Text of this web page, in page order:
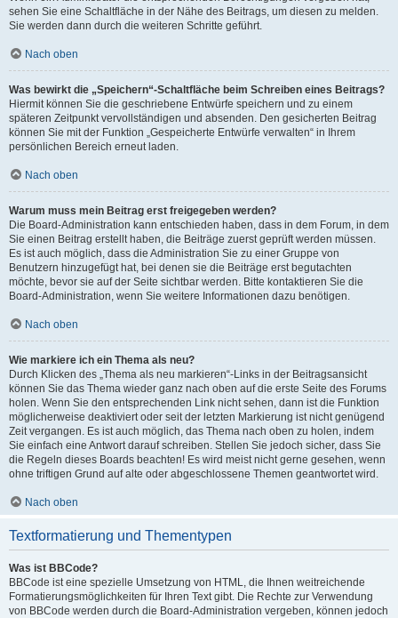
sehen Sie eine Schaltfläche in der Nähe des Beitrags, um diesen zu melden.
Sie werden dann durch die weiteren Schritte geführt.
Nach oben
Was bewirkt die „Speichern“-Schaltfläche beim Schreiben eines Beitrags?
Hiermit können Sie die geschriebene Entwürfe speichern und zu einem
späteren Zeitpunkt vervollständigen und absenden. Den gesicherten Beitrag
können Sie mit der Funktion „Gespeicherte Entwürfe verwalten“ in Ihrem
persönlichen Bereich erneut laden.
Nach oben
Warum muss mein Beitrag erst freigegeben werden?
Die Board-Administration kann entschieden haben, dass in dem Forum, in dem
Sie einen Beitrag erstellt haben, die Beiträge zuerst geprüft werden müssen.
Es ist auch möglich, dass die Administration Sie zu einer Gruppe von
Benutzern hinzugefügt hat, bei denen sie die Beiträge erst begutachten
möchte, bevor sie auf der Seite sichtbar werden. Bitte kontaktieren Sie die
Board-Administration, wenn Sie weitere Informationen dazu benötigen.
Nach oben
Wie markiere ich ein Thema als neu?
Durch Klicken des „Thema als neu markieren“-Links in der Beitragsansicht
können Sie das Thema wieder ganz nach oben auf die erste Seite des Forums
holen. Wenn Sie den entsprechenden Link nicht sehen, dann ist die Funktion
möglicherweise deaktiviert oder seit der letzten Markierung ist nicht genügend
Zeit vergangen. Es ist auch möglich, das Thema nach oben zu holen, indem
Sie einfach eine Antwort darauf schreiben. Stellen Sie jedoch sicher, dass Sie
die Regeln dieses Boards beachten! Es wird meist nicht gerne gesehen, wenn
ohne triftigen Grund auf alte oder abgeschlossene Themen geantwortet wird.
Nach oben
Textformatierung und Thementypen
Was ist BBCode?
BBCode ist eine spezielle Umsetzung von HTML, die Ihnen weitreichende
Formatierungsmöglichkeiten für Ihren Text gibt. Die Rechte zur Verwendung
von BBCode werden durch die Board-Administration vergeben, können jedoch